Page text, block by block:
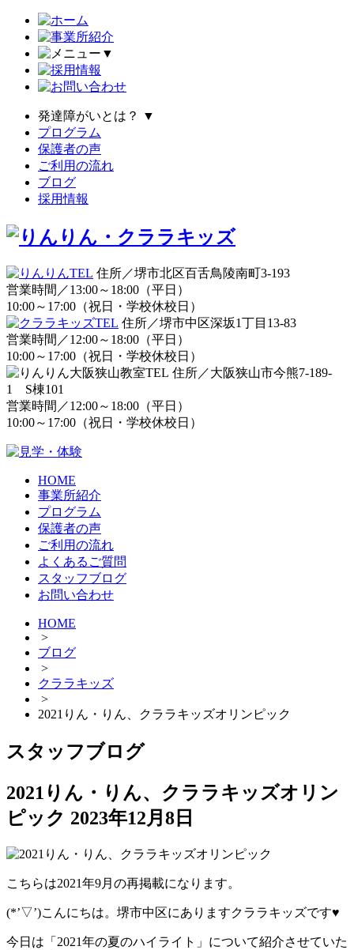
▼
発達障がいとは？
▼
プログラム
保護者の声
ご利用の流れ
ブログ
採用情報
住所／堺市北区百舌鳥陵南町3-193
営業時間／13:00～18:00（平日）
10:00～17:00（祝日・学校休校日）
住所／堺市中区深坂1丁目13-83
営業時間／12:00～18:00（平日）
10:00～17:00（祝日・学校休校日）
住所／大阪狭山市今熊7-189-
1 S棟101
営業時間／12:00～18:00（平日）
10:00～17:00（祝日・学校休校日）
HOME
事業所紹介
プログラム
保護者の声
ご利用の流れ
よくあるご質問
スタッフブログ
お問い合わせ
HOME
>
ブログ
>
クララキッズ
>
2021りん・りん、クララキッズオリンピック
スタッフブログ
2021りん・りん、クララキッズオリン
ピック 2023年12月8日
こちらは2021年9月の再掲載になります。
(*’▽’)こんにちは。堺市中区にありますクララキッズです♥
今日は「2021年の夏のハイライト」について紹介させていた